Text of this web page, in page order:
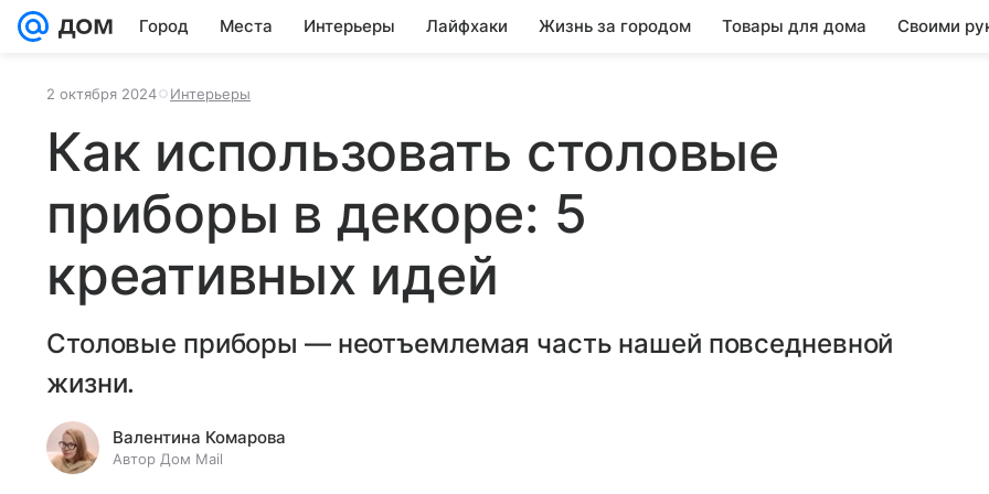
Город Места Интерьеры Лайфхаки Жизнь за городом Товары для дома Своими
2 октября 2024 Интерьеры
Как использовать столовые
приборы в декоре: 5
креативных идей
Столовые приборы — неотъемлемая часть нашей повседневной
жизни.
Валентина Комарова
Автор Дом Mail